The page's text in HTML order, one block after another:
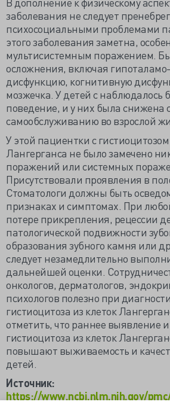
заболевания не следует
психосоциальными проблемами
этого заболевания заметна,
мультисистемным поражением.
осложнения, включая
дисфункцию, когнитивную
мозжечка. У детей с наблюдалось
поведение, и у них была снижена
самообслуживанию во взрослой
У этой пациентки с гистиоцитозом
Лангерганса не было замечено
поражений или системных
Присутствовали проявления в
Стоматологи должны быть
признаках и симптомах. При
потере прикрепления, рецессии
патологической подвижности
образования зубного камня или
следует незамедлительно
дальнейшей оценки.
онкологов, дерматологов,
психологов полезно при
гистиоцитоза из клеток
отметить, что раннее выявление
гистиоцитоза из клеток
повышают выживаемость и
детей.
Источник:
https://www.ncbi.nlm.nih.gov/